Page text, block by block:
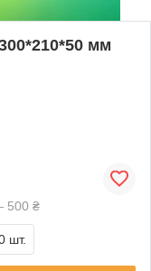
мм
500 ₴
шт.